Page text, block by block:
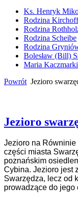
Ks. Henryk
Rodzina Kirchoff
Rodzina
Rodzina Scheibe
Rodzina
Bolesław (Bill)
Maria
Powrót Jezioro
Jezioro
Jezioro na Równinie
części miasta
poznańskim
Cybina. Jezioro jest
Swarzędza, lecz od
prowadzące do jego